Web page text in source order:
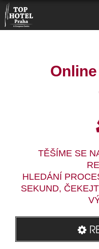
TĚŠÍME SE
HLEDÁNÍ
SEKUND,